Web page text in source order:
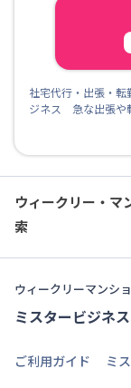
社宅代行・出張・
ジネス 急な出張や
ウィークリー・マ
索
ウィークリーマンシ
ミスタービジネス
ご利用ガイド
ミ